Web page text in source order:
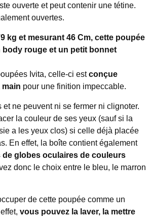
ouverte et peut contenir une tétine.
ouvertes.
kg et mesurant 46 Cm, cette poupée
body rouge et un petit bonnet
Ivita, celle-ci estconçue
main pour une finition impeccable.
et ne peuvent ni se fermer ni clignoter.
la couleur de ses yeux (sauf si la
a les yeux clos) si celle déjà placée
En effet, la boîte contient également
de globes oculaires de couleurs
donc le choix entre le bleu, le marron
de cette poupée comme un
vous pouvez la laver, la mettre